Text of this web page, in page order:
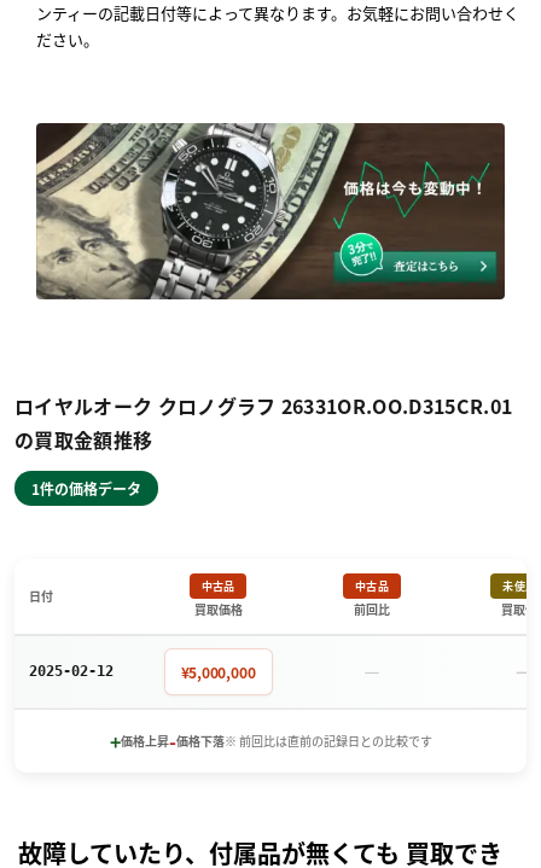
ンティーの記載日付等によって異なります。お気軽にお問い合わせく
ださい。
ロイヤルオーク クロノグラフ 26331OR.OO.D315CR.01
の買取金額推移
1件の価格データ
日付
中古品
買取価格
中古品
前回比
未使用
買取価
2025-02-12 ¥5,000,000 － －
+価格上昇-価格下落※ 前回比は直前の記録日との比較です
故障していたり、付属品が無くても 買取でき